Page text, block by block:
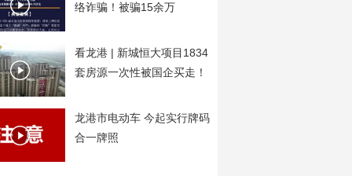
络诈骗！被骗15余万
看龙港 | 新城恒大项目1834
套房源一次性被国企买走！
龙港市电动车 今起实行牌码
合一牌照